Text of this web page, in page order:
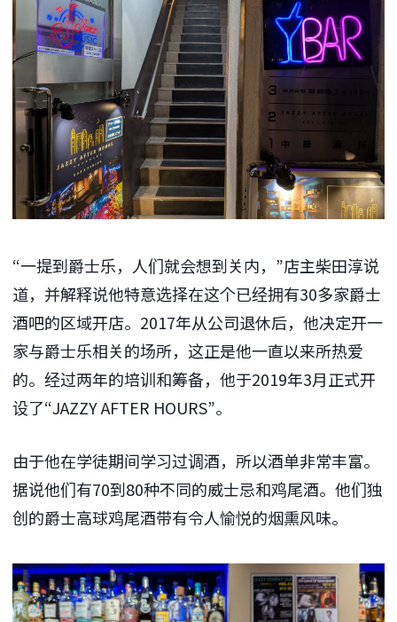
“一提到爵士乐，人们就会想到关内，”店主柴田淳说
道，并解释说他特意选择在这个已经拥有30多家爵士
酒吧的区域开店。2017年从公司退休后，他决定开一
家与爵士乐相关的场所，这正是他一直以来所热爱
的。经过两年的培训和筹备，他于2019年3月正式开
设了“JAZZY AFTER HOURS”。
由于他在学徒期间学习过调酒，所以酒单非常丰富。
据说他们有70到80种不同的威士忌和鸡尾酒。他们独
创的爵士高球鸡尾酒带有令人愉悦的烟熏风味。